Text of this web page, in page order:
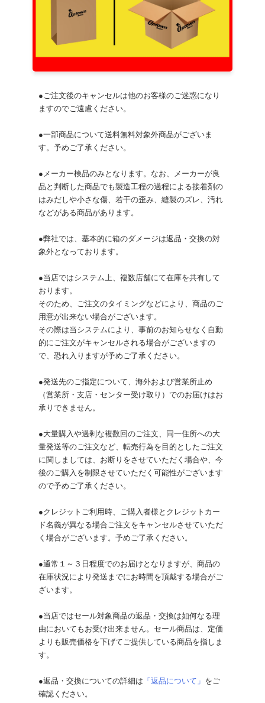
●ご注文後のキャンセルは他のお客様のご迷惑になり
ますのでご遠慮ください。
●一部商品について送料無料対象外商品がございま
す。予めご了承ください。
●メーカー検品のみとなります。なお、メーカーが良
品と判断した商品でも製造工程の過程による接着剤の
はみだしや小さな傷、若干の歪み、縫製のズレ、汚れ
などがある商品があります。
●弊社では、基本的に箱のダメージは返品・交換の対
象外となっております。
●当店ではシステム上、複数店舗にて在庫を共有して
おります。
そのため、ご注文のタイミングなどにより、商品のご
用意が出来ない場合がございます。
その際は当システムにより、事前のお知らせなく自動
的にご注文がキャンセルされる場合がございますの
で、恐れ入りますが予めご了承ください。
●発送先のご指定について、海外および営業所止め
（営業所・支店・センター受け取り）でのお届けはお
承りできません。
●大量購入や過剰な複数回のご注文、同一住所への大
量発送等のご注文など、転売行為を目的としたご注文
に関しましては、お断りをさせていただく場合や、今
後のご購入を制限させていただく可能性がございます
ので予めご了承ください。
●クレジットご利用時、ご購入者様とクレジットカー
ド名義が異なる場合ご注文をキャンセルさせていただ
く場合がございます。予めご了承ください。
●通常１～３日程度でのお届けとなりますが、商品の
在庫状況により発送までにお時間を頂戴する場合がご
ざいます。
●当店ではセール対象商品の返品・交換は如何なる理
由においてもお受け出来ません。セール商品は、定価
よりも販売価格を下げてご提供している商品を指しま
す。
●返品・交換についての詳細は 「返品について」 をご
確認ください。